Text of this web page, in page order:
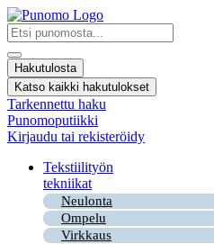
Mene
sisältöön
Search
...
Hakutulosta
Katso kaikki hakutulokset
Tarkennettu haku
Punomoputiikki
Kirjaudu tai rekisteröidy
Tekstiilityön
tekniikat
Neulonta
Ompelu
Virkkaus